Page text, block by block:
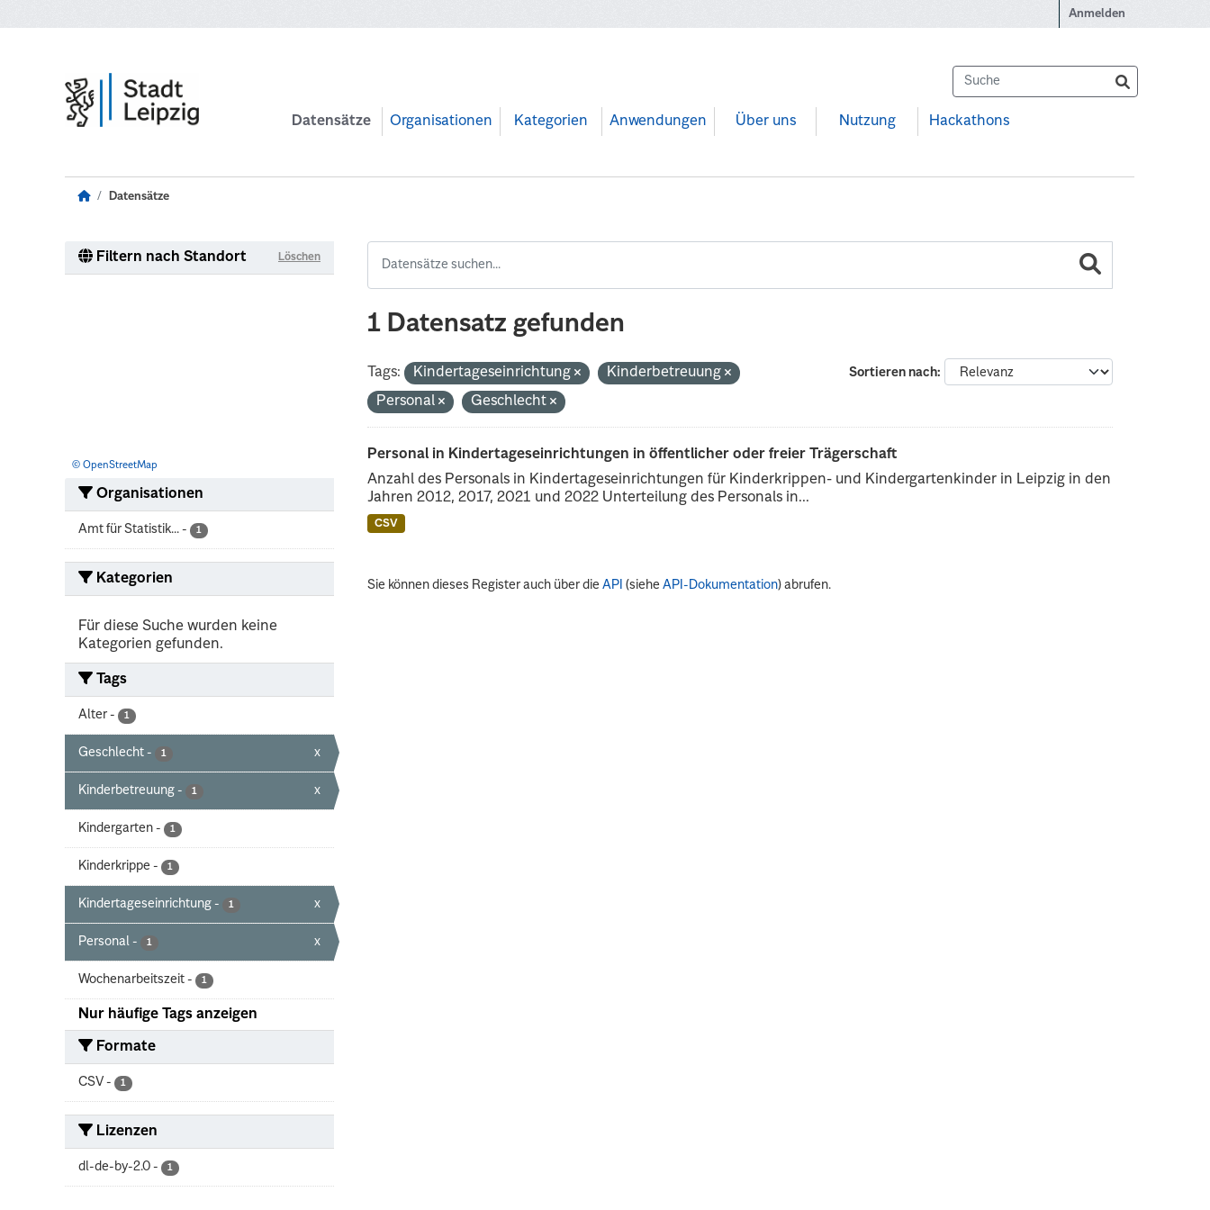
Anmelden
Datensätze Organisationen Kategorien Anwendungen Über uns Nutzung Hackathons
Datensätze
Filtern nach Standort Löschen
© OpenStreetMap
Organisationen
Amt für Statistik... - 1
Kategorien
Für diese Suche wurden keine
Kategorien gefunden.
Tags
Alter - 1
Geschlecht - 1 x
Kinderbetreuung - 1 x
Kindergarten - 1
Kinderkrippe - 1
Kindertageseinrichtung - 1 x
Personal - 1 x
Wochenarbeitszeit - 1
Nur häufige Tags anzeigen
Formate
CSV - 1
Lizenzen
dl-de-by-2.0 - 1
1 Datensatz gefunden
Sortieren nach
Tags: Kindertageseinrichtung
Kinderbetreuung
Personal
Geschlecht
Personal in Kindertageseinrichtungen in öffentlicher oder freier Trägerschaft
Anzahl des Personals in Kindertageseinrichtungen für Kinderkrippen- und Kindergartenkinder in Leipzig in den
Jahren 2012, 2017, 2021 und 2022 Unterteilung des Personals in...
CSV
Sie können dieses Register auch über dieAPI (sieheAPI-Dokumentation) abrufen.